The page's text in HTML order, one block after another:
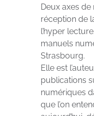
Deux axes de
réception de
l’hyper
manuels
Strasbourg.
Elle est
publications
numériques
que l’on